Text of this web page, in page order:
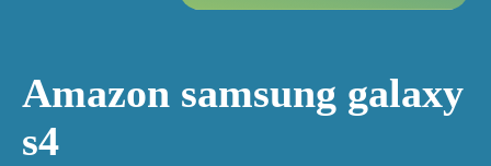
Amazon samsung galaxy
s4